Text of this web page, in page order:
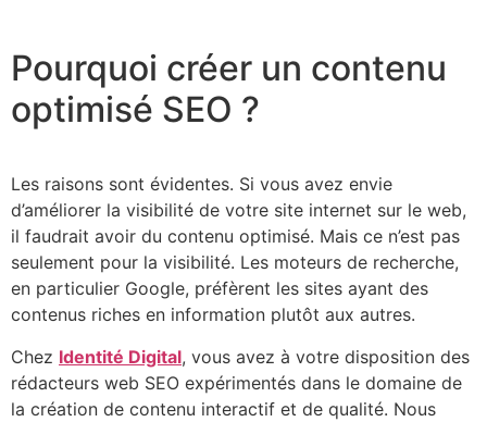
Pourquoi créer un contenu
optimisé SEO ?
Les raisons sont évidentes. Si vous avez envie
d’améliorer la visibilité de votre site internet sur le web,
il faudrait avoir du contenu optimisé. Mais ce n’est pas
seulement pour la visibilité. Les moteurs de recherche,
en particulier Google, préfèrent les sites ayant des
contenus riches en information plutôt aux autres.
Chez Identité Digital, vous avez à votre disposition des
rédacteurs web SEO expérimentés dans le domaine de
la création de contenu interactif et de qualité. Nous